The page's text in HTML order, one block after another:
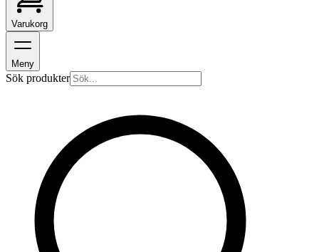
Varukorg
Meny
Sök produkter